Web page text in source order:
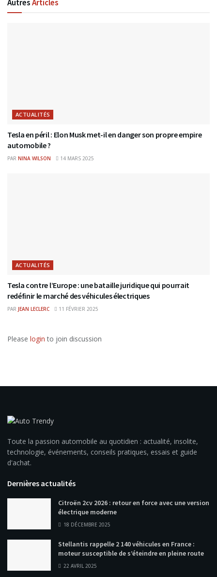
AutresArticles
ACTUALITÉS
Tesla en péril : Elon Musk met-il en danger son propre empire
automobile ?
PAR NINA WILSON 14 MARS 2025
ACTUALITÉS
Tesla contre l’Europe : une bataille juridique qui pourrait
redéfinir le marché des véhicules électriques
PAR JEAN LECLERC 11 FÉVRIER 2025
Please login to join discussion
Toute la passion automobile au quotidien : actualité, insolite,
technologie, événements, conseils pratiques, essais et guide
d'achat.
Dernières actualités
Citroën 2cv 2026 : retour en force avec une version
électrique moderne
18 DÉCEMBRE 2025
Stellantis rappelle 2 140 véhicules en France :
moteur susceptible de s’éteindre en pleine route
22 AVRIL 2025